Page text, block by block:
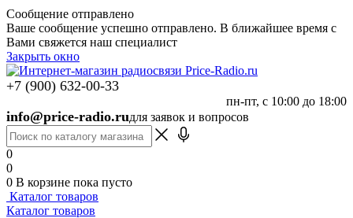
Сообщение отправлено
Ваше сообщение успешно отправлено. В ближайшее время с
Вами свяжется наш специалист
Закрыть окно
+7 (900) 632-00-33
пн-пт, с 10:00 до 18:00
info@price-radio.ruдля заявок и вопросов
0
0
0 В корзине пока пусто
Каталог товаров
Каталог товаров